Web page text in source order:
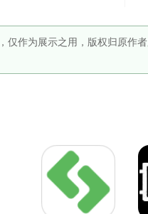
仅作为展示之用，版权归原作